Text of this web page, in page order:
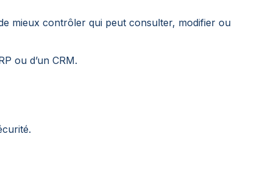
mieux contrôler qui peut consulter, modifier ou
ou d’un CRM.